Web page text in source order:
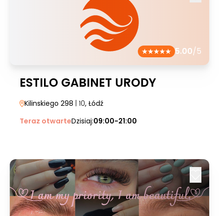
5.00/5
ESTILO GABINET URODY
Kilinskiego 298 | 10, Łódź
Teraz otwarteDzisiaj:09:00-21:00